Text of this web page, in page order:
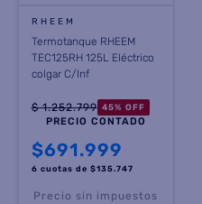
RHEEM
Termotanque RHEEM
TEC125RH 125L Eléctrico
colgar C/Inf
$ 1.252.799 45% OFF
PRECIO CONTADO
$691.999
6 cuotas de $135.747
Precio sin impuestos